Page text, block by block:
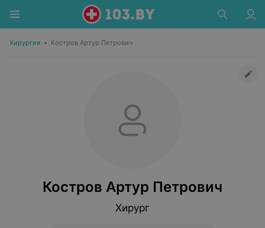
Хирургия • Костров Артур Петрович
Костров Артур Петрович
Хирург